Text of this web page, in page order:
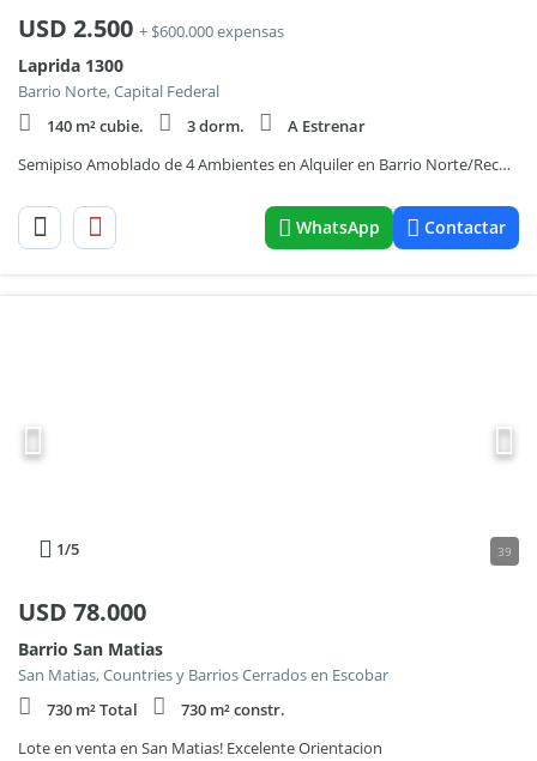
USD 2.500 + $600.000 expensas
Laprida 1300
Barrio Norte, Capital Federal
140 m² cubie.
3 dorm.
A Estrenar
Semipiso Amoblado de 4 Ambientes en Alquiler en Barrio Norte/Recoleta
WhatsApp Contactar
1/5 39
USD 78.000
Barrio San Matias
San Matias, Countries y Barrios Cerrados en Escobar
730 m² Total
730 m² constr.
Lote en venta en San Matias! Excelente Orientacion